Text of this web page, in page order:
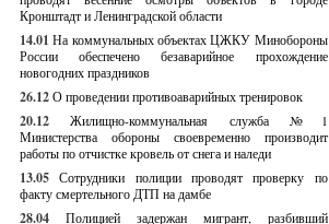
Кронштадт и Ленинградской области
14.01 На коммунальных объектах ЦЖКУ Минобороны
России обеспечено безаварийное прохождение
новогодних праздников
26.12О проведении противоаварийных тренировок
20.12
Жилищно-коммунальная служба №1
Министерства обороны своевременно производит
работы по отчистке кровель от снега и наледи
13.05 Сотрудники полиции проводят проверку по
факту смертельного ДТП на дамбе
28.04
Полицией задержан мигрант, разбивший